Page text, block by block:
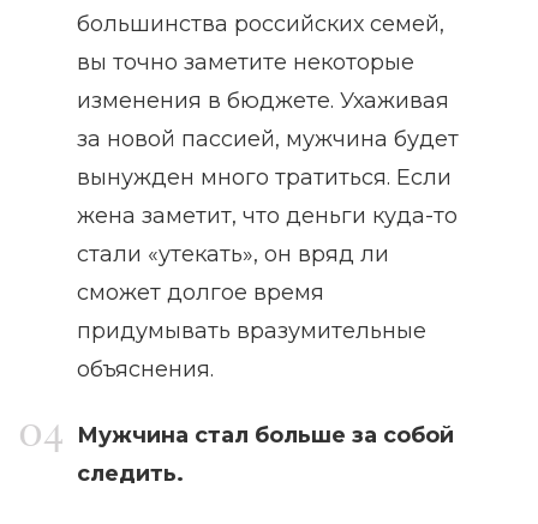
большинства российских семей,
вы точно заметите некоторые
изменения в бюджете. Ухаживая
за новой пассией, мужчина будет
вынужден много тратиться. Если
жена заметит, что деньги куда-то
стали «утекать», он вряд ли
сможет долгое время
придумывать вразумительные
объяснения.
Мужчина стал больше за собой
следить.